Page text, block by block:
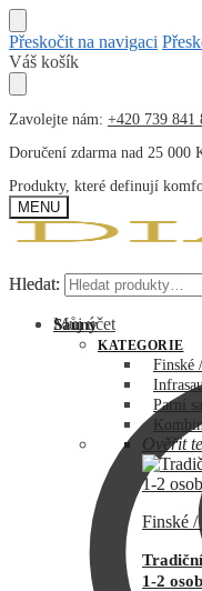
Přeskočit na navigaci
Váš košík
Zavolejte nám: +420 739 841
Doručení zdarma nad 25 000
Produkty, které definují
MENU
Hledat:
Můj účet
Hledat:
Sauny
KATEGORIE
Finské
Parní
Ověřit
Finské /
1-2